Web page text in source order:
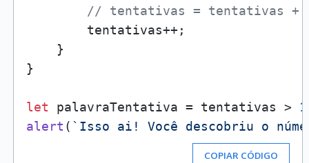
// tentativas = tentativas +
        tentativas++;
    }
}
let palavraTentativa = tentativas > 1
alert ( `Isso ai! Você descobriu o
COPIAR CÓDIGO